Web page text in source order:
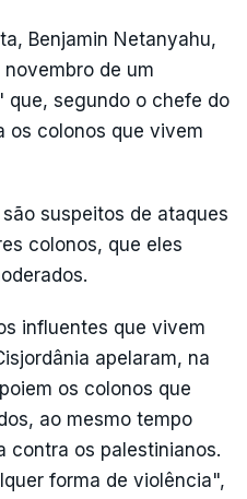
Benjamin Netanyahu,
de um
que, segundo o chefe do
os colonos que vivem
suspeitos de ataques
colonos, que eles
influentes que vivem
apelaram, na
os colonos que
ao mesmo tempo
contra os palestinianos.
forma de violência",